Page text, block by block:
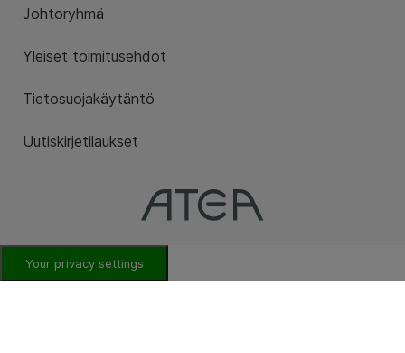
Johtoryhmä
Yleiset toimitusehdot
Tietosuojakäytäntö
Uutiskirjetilaukset
Your privacy settings